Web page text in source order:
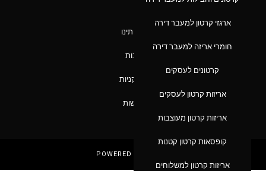
אודותינו
חנות
סל קניות
נגישות
ארגזי קרטון למעבר דירה
חומרי אריזה למעבר דירה
קרטונים לעסקים
אריזות קרטון לעסקים
אריזות קרטון מעוצבות
קופסאות קרטון קטנות
אריזות קרטון למשלוחים
POWERED BY HEXAR